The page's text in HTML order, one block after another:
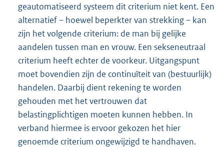
geautomatiseerd systeem dit criterium niet kent. Een
alternatief – hoewel beperkter van strekking – kan
zijn het volgende criterium: de man bij gelijke
aandelen tussen man en vrouw. Een sekseneutraal
criterium heeft echter de voorkeur. Uitgangspunt
moet bovendien zijn de continuïteit van (bestuurlijk)
handelen. Daarbij dient rekening te worden
gehouden met het vertrouwen dat
belastingplichtigen moeten kunnen hebben. In
verband hiermee is ervoor gekozen het hier
genoemde criterium ongewijzigd te handhaven.